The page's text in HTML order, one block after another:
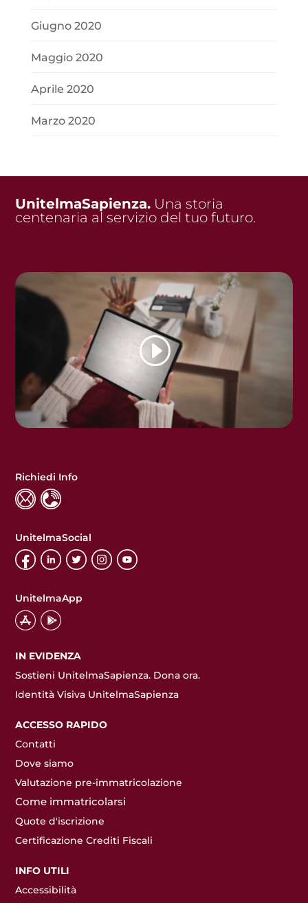
Giugno 2020
Maggio 2020
Aprile 2020
Marzo 2020
UnitelmaSapienza. Una storia
centenaria al servizio del tuo futuro.
Richiedi Info
UnitelmaSocial
UnitelmaApp
IN EVIDENZA
Sostieni UnitelmaSapienza. Dona ora.
Identità Visiva UnitelmaSapienza
ACCESSO RAPIDO
Contatti
Dove siamo
Valutazione pre-immatricolazione
Come immatricolarsi
Quote d'iscrizione
Certificazione Crediti Fiscali
INFO UTILI
Accessibilità